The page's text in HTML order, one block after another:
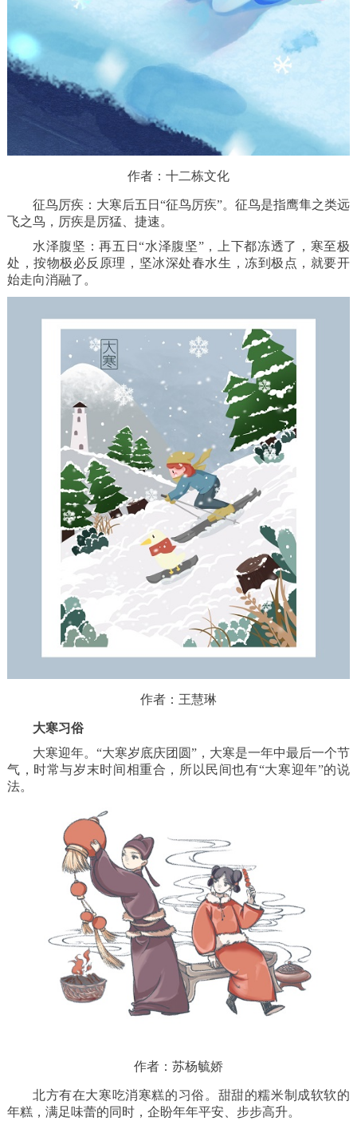
作者：十二栋文化
征鸟厉疾：大寒后五日“征鸟厉疾”。征鸟是指鹰隼之类远
飞之鸟，厉疾是厉猛、捷速。
水泽腹坚：再五日“水泽腹坚”，上下都冻透了，寒至极
处，按物极必反原理，坚冰深处春水生，冻到极点，就要开
始走向消融了。
作者：王慧琳
大寒习俗
大寒迎年。 “大寒岁底庆团圆”，大寒是一年中最后一个节
气，时常与岁末时间相重合，所以民间也有“大寒迎年”的说
法。
作者：苏杨毓娇
北方有在大寒吃消寒糕的习俗。甜甜的糯米制成软软的
年糕，满足味蕾的同时，企盼年年平安、步步高升。